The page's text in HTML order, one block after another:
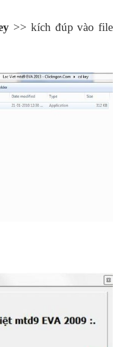
>> kích đúp vào file